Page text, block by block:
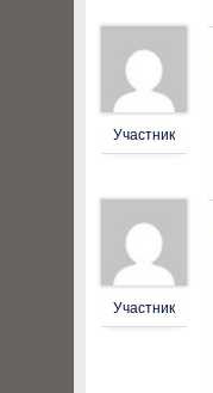
Участник
Участник